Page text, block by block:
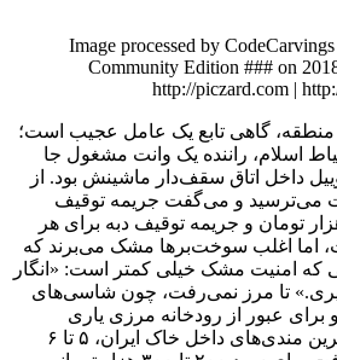
Image processed by
Community Edition ### on
http://piczard.com |
گاهی تابع یک عامل عجیب است؛
اسلام، راننده یک وانت مشغول جا
لیتری گازوییل داخل اتاق سقف‌دار ماشینش بود. از
می‌ترسید و می‌گفت جریمه توقیف
برای هر لیتر ۱۰۰ هزار تومان و جریمه توقیف دبه برای هر
است، اما اغلب سوخت‌بر‌ها مشک می‌برند که
که امنیت مشک خیلی کمتر است: «انگار
تا مرز نمی‌رفت، چون شاسی‌های
برای عبور از رودخانه مرزی یاری
نمی‌کرد. تا پل سرباز و آخرین مندی‌های داخل خاک ایران، ۵ تا ۶